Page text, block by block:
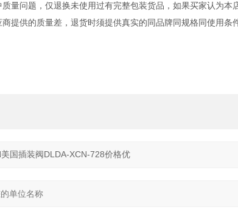
量问题，仅退换未使用过有完整包装货品，如果买家认为本
提供的质量差，退货时须提供真实的同品牌同规格同使用条